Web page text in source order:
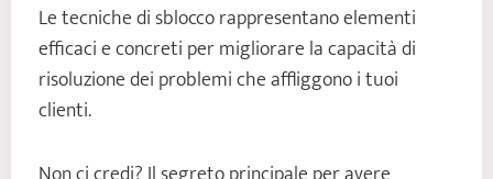
Le tecniche di sblocco rappresentano elementi
efficaci e concreti per migliorare la capacità di
risoluzione dei problemi che affliggono i tuoi
clienti.